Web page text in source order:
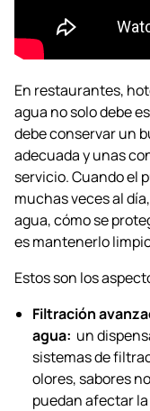
En restaurantes,
agua no solo debe
debe conservar un
adecuada y unas
servicio. Cuando el
muchas veces al
agua, cómo se
es mantenerlo
Estos son los
Filtración
agua: un
sistemas de
olores, sabores
puedan afectar